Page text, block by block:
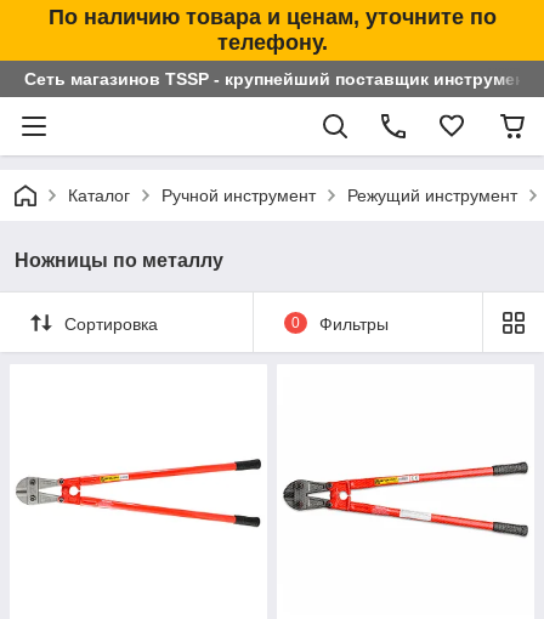
По наличию товара и ценам, уточните по
телефону.
Сеть магазинов TSSP - крупнейший поставщик
Каталог Ручной инструмент Режущий инструмент
Ножницы по металлу
Сортировка 0 Фильтры